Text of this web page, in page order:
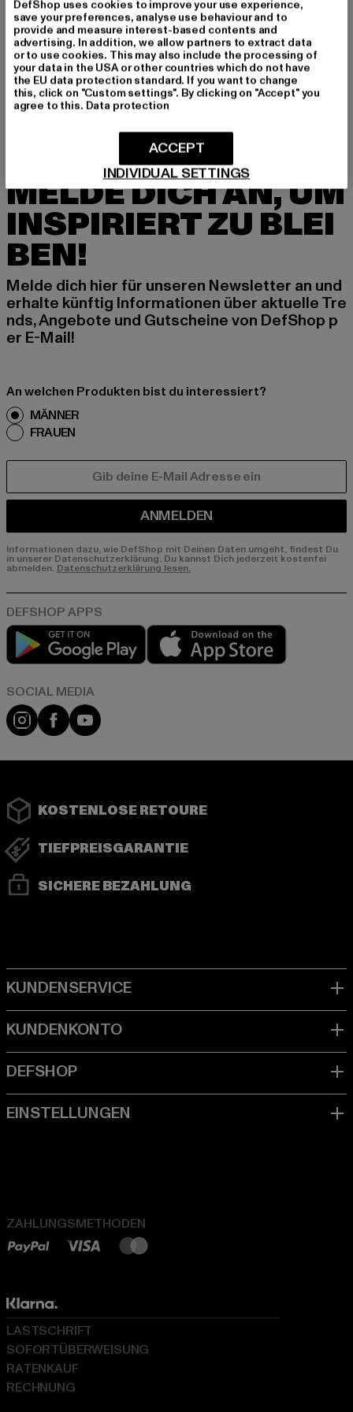
GRÖSSE & PASSFORM
LIEFERUNG & RÜCKGABE
MELDE DICH AN, UM
INSPIRIERT ZU BLEI
BEN!
Melde dich hier für unseren Newsletter an und
erhalte künftig Informationen über aktuelle Tre
nds, Angebote und Gutscheine von DefShop p
er E-Mail!
An welchen Produkten bist du interessiert?
MÄNNER
FRAUEN
ANMELDEN
Informationen dazu, wie DefShop mit Deinen Daten umgeht, findest Du
in unserer Datenschutzerklärung. Du kannst Dich jederzeit kostenfei
abmelden. Datenschutzerklärung lesen.
Play market
Instagram
FacebookYouTube
KOSTENLOSE RETOURE
TIEFPREISGARANTIE
SICHERE BEZAHLUNG
ZAHLUNGSMETHODEN
LASTSCHRIFT
SOFORTÜBERWEISUNG
RATENKAUF
RECHNUNG
DefShop uses cookies to improve your use experience,
save your preferences, analyse use behaviour and to
provide and measure interest-based contents and
advertising. In addition, we allow partners to extract data
or to use cookies. This may also include the processing of
your data in the USA or other countries which do not have
the EU data protection standard. If you want to change
this, click on "Custom settings". By clicking on "Accept" you
agree to this. Data protection
INDIVIDUAL SETTINGS
ACCEPT